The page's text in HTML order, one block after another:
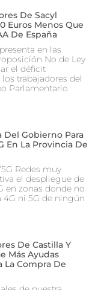
De Sacyl
Euros Menos Que
De España
en las
No de Ley
el déficit
trabajadores del
Parlamentario
Del Gobierno Para
En La Provincia De
Redes muy
el despliegue de
en zonas donde no
4G ni 5G de ningún
De Castilla Y
Más Ayudas
La Compra De